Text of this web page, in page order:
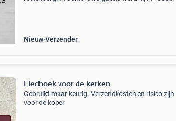
Nieuw Verzenden
Liedboek voor de kerken
Gebruikt maar keurig. Verzendkosten en risico zijn
voor de koper